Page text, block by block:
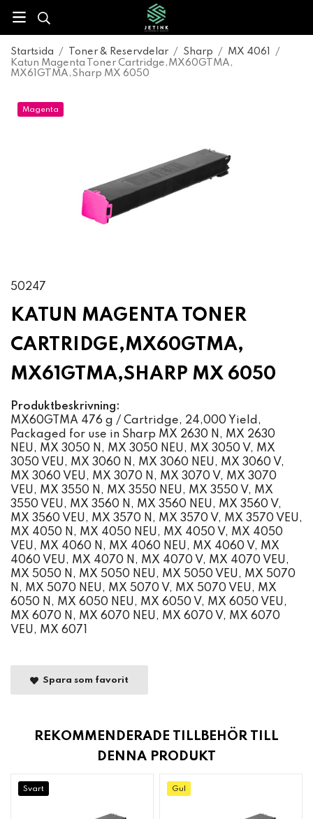
Startsida / Toner & Reservdelar / Sharp / MX 4061
/
Katun Magenta Toner Cartridge,MX60GTMA,
MX61GTMA,Sharp MX 6050
Magenta
50247
KATUN MAGENTA TONER
CARTRIDGE,MX60GTMA,
MX61GTMA,SHARP MX 6050
Produktbeskrivning:
MX60GTMA 476 g / Cartridge, 24,000 Yield,
Packaged for use in Sharp MX 2630 N, MX 2630
NEU, MX 3050 N, MX 3050 NEU, MX 3050 V, MX
3050 VEU, MX 3060 N, MX 3060 NEU, MX 3060 V,
MX 3060 VEU, MX 3070 N, MX 3070 V, MX 3070
VEU, MX 3550 N, MX 3550 NEU, MX 3550 V, MX
3550 VEU, MX 3560 N, MX 3560 NEU, MX 3560 V,
MX 3560 VEU, MX 3570 N, MX 3570 V, MX 3570 VEU,
MX 4050 N, MX 4050 NEU, MX 4050 V, MX 4050
VEU, MX 4060 N, MX 4060 NEU, MX 4060 V, MX
4060 VEU, MX 4070 N, MX 4070 V, MX 4070 VEU,
MX 5050 N, MX 5050 NEU, MX 5050 VEU, MX 5070
N, MX 5070 NEU, MX 5070 V, MX 5070 VEU, MX
6050 N, MX 6050 NEU, MX 6050 V, MX 6050 VEU,
MX 6070 N, MX 6070 NEU, MX 6070 V, MX 6070
VEU, MX 6071
Spara som favorit
REKOMMENDERADE TILLBEHÖR TILL
DENNA PRODUKT
Svart Gul